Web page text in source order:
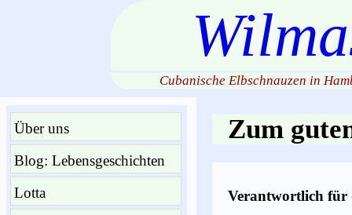
Cubanische Elbschnauzen in
Über uns
Blog: Lebensgeschichten
Lotta
Zum
Verantwortlich für